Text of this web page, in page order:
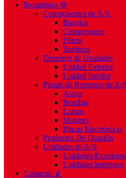
Recambios ⚙️
Componentes de A/A
Baterías
Compresores
Filtros
Turbinas
Despiece de Unidades
Unidad Exterior
Unidad Interior
Piezas de Repuesto de A/
Aspas
Bombas
Lamas
Motores
Placas Electrónicas
Productos De Ocasión
Unidades de A/A
Unidades Exteriores
Unidades Interiores
Contacto 📡